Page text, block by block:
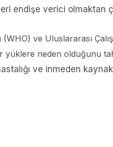
endişe verici olmaktan
ve Uluslararası
yüklere neden olduğunu
ve inmeden